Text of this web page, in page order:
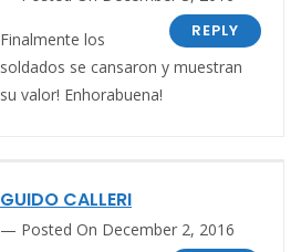
REPLY
Finalmente los
soldados se cansaron y muestran
su valor! Enhorabuena!
GUIDO CALLERI
Posted On December 2, 2016